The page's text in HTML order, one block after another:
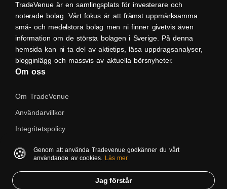
TradeVenue är en samlingsplats för investerare och
noterade bolag. Vårt fokus är att främst uppmärksamma
små- och medelstora bolag men ni finner givetvis även
information om de största bolagen i Sverige. På denna
hemsida kan ni ta del av aktietips, läsa uppdragsanalyser,
blogginlägg och massvis av aktuella börsnyheter.
Om oss
Om TradeVenue
Användarvillkor
Integritetspolicy
Native
🍪
Genom att använda Tradevenue godkänner du vårt
användande av cookies. Läs mer
Jag förstår